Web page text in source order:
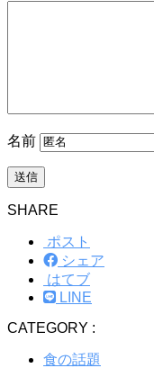
名前
SHARE
ポスト
シェア
はてブ
LINE
CATEGORY :
食の話題